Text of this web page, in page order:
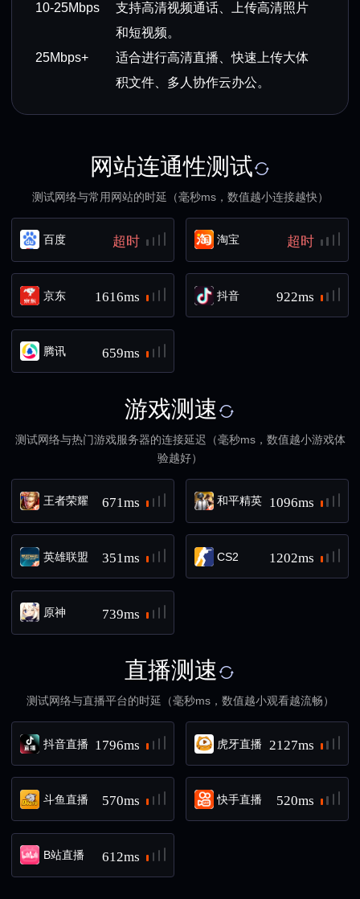
10-25Mbps
支持高清视频通话、上传高清照片
和短视频。
25Mbps+
适合进行高清直播、快速上传大体
积文件、多人协作云办公。
网站连通性测试
测试网络与常用网站的时延（毫秒ms，数值越小连接越快）
百度 超时 淘宝 超时
京东 1616ms 抖音 922ms
腾讯 659ms
游戏测速
测试网络与热门游戏服务器的连接延迟（毫秒ms，数值越小游戏体
验越好）
王者荣耀 671ms 和平精英 1096ms
英雄联盟 351ms CS2 1202ms
原神 739ms
直播测速
测试网络与直播平台的时延（毫秒ms，数值越小观看越流畅）
抖音直播 1796ms 虎牙直播 2127ms
斗鱼直播 570ms 快手直播 520ms
B站直播 612ms